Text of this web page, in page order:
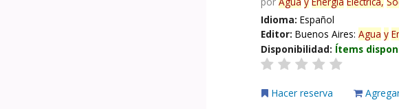
Idioma:Español
Editor:Buenos Aires:Agua y
Disponibilidad: Ítems
Hacer reserva